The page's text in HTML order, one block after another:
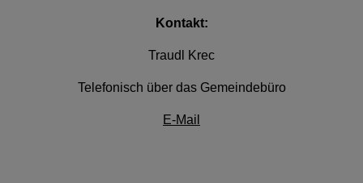
Kontakt:
Traudl Krec
Telefonisch über das Gemeindebüro
E-Mail